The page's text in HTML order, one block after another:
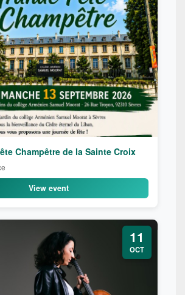
Champêtre de la Sainte Croix
View event
11
OCT